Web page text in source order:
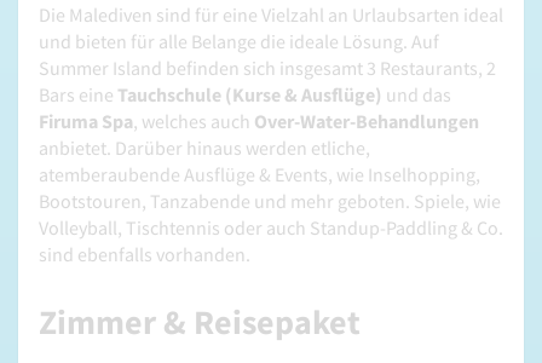
Die Malediven sind für eine Vielzahl an Urlaubsarten ideal
und bieten für alle Belange die ideale Lösung. Auf
Summer Island befinden sich insgesamt 3 Restaurants, 2
Bars eine Tauchschule (Kurse & Ausflüge) und das
Firuma Spa, welches auch Over-Water-Behandlungen
anbietet. Darüber hinaus werden etliche,
atemberaubende Ausflüge & Events, wie Inselhopping,
Bootstouren, Tanzabende und mehr geboten. Spiele, wie
Volleyball, Tischtennis oder auch Standup-Paddling & Co.
sind ebenfalls vorhanden.
Zimmer & Reisepaket